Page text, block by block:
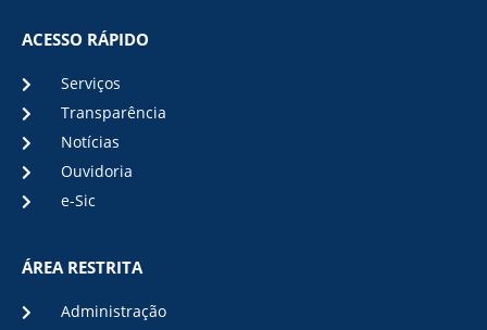
ACESSO RÁPIDO
Serviços
Transparência
Notícias
Ouvidoria
e-Sic
ÁREA RESTRITA
Administração